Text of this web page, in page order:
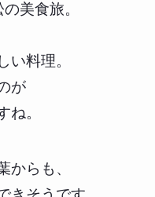
美食旅。
い料理。
が
ね。
からも、